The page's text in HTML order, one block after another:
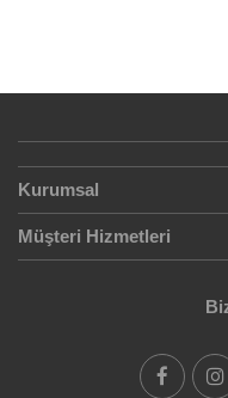
Kurumsal
Müşteri Hizmetleri